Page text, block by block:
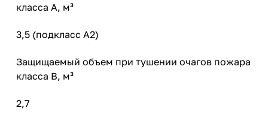
класса А, м³
3,5 (подкласс А2)
Защищаемый объем при тушении очагов пожара
класса В, м³
2,7